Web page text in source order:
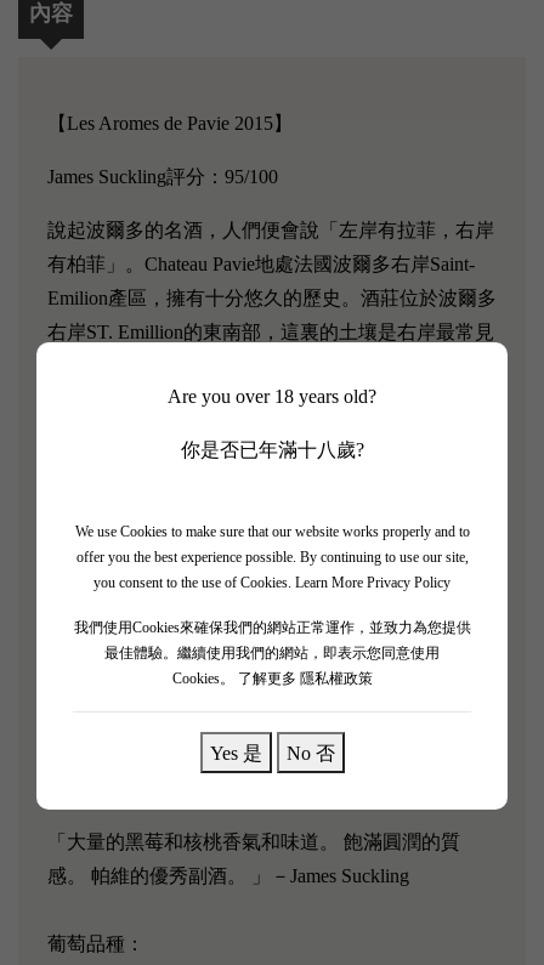
Are you over 18 years old?
你是否已年滿十八歲?
We use Cookies to make sure that our website works properly and to
offer you the best experience possible. By continuing to use our site,
you consent to the use of Cookies. Learn More Privacy Policy
我們使用Cookies來確保我們的網站正常運作，並致力為您提供
最佳體驗。繼續使用我們的網站，即表示您同意使用
Cookies。
了解更多 隱私權政策
Yes 是 No 否
內容
【Les Aromes de Pavie 2015】
James Suckling評分：95/100
說起波爾多的名酒，人們便會說「左岸有拉菲，右岸
有柏菲」。Chateau Pavie地處法國波爾多右岸Saint-
Emilion產區，擁有十分悠久的歷史。酒莊位於波爾多
右岸ST. Emillion的東南部，這裏的土壤是右岸最常見
律手工摘採之後放入大型不鏽鋼桶中發酵。從2005年
黑櫻桃香味，果味豐滿，CP值高~是款值得讓你一窺
Chateau Pavie究竟的入門。
一般說來，傳統的法國名酒口感柔和、平衡而溫雅，
新世界的酒則充滿個性、力量與野性，但該酒莊的酒
的優雅與平衡，但同時又具有新世界酒的個性與力
「大量的黑莓和核桃香氣和味道。 飽滿圓潤的質
感。 帕維的優秀副酒。 」－James Suckling
葡萄品種：